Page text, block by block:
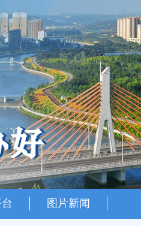
图片新闻